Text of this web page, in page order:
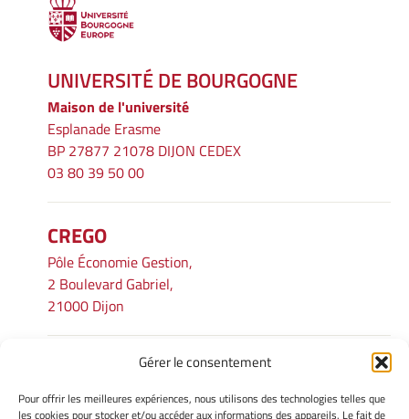
Gérer le consentement
Pour offrir les meilleures expériences, nous utilisons des technologies telles que
les cookies pour stocker et/ou accéder aux informations des appareils. Le fait de
UNIVERSITÉ DE BOURGOGNE
Maison de l'université
Esplanade Erasme
BP 27877 21078 DIJON CEDEX
03 80 39 50 00
CREGO
Pôle Économie Gestion,
2 Boulevard Gabriel,
21000 Dijon
INFORMATIONS LÉGALES
Mentions légales